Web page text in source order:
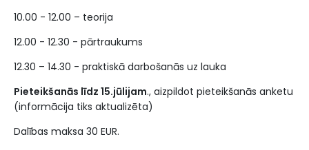
10.00 - 12.00 – teorija
12.00 - 12.30 - pārtraukums
12.30 – 14.30 - praktiskā darbošanās uz lauka
Pieteikšanās līdz 15.jūlijam., aizpildot pieteikšanās anketu
(informācija tiks aktualizēta)
Dalības maksa 30 EUR.